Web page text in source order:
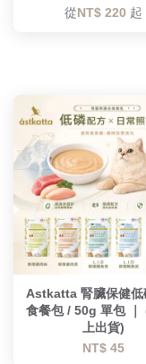
從NT$ 220 起
Astkatta 腎臟保健低
食餐包 / 50g 單包 ｜
上出貨)
NT$ 45